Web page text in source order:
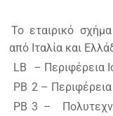
Το εταιρικό
από Ιταλία και
LB
– Περιφέρεια
PB 2 –
PB 3 –